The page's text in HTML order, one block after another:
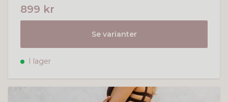
899 kr
Se varianter
I lager